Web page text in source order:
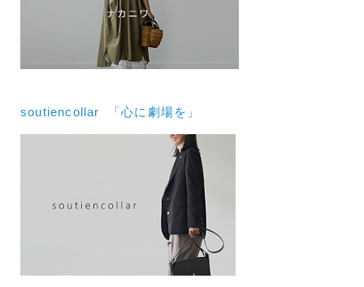
soutiencollar 「心に劇場を」